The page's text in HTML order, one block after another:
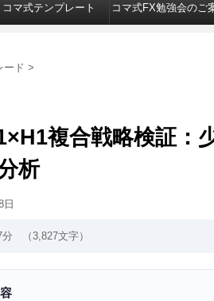
コマ式テンプレート コマ式FX勉強会のご
ード >
複合戦略検証：
析
日
（3,827文字）